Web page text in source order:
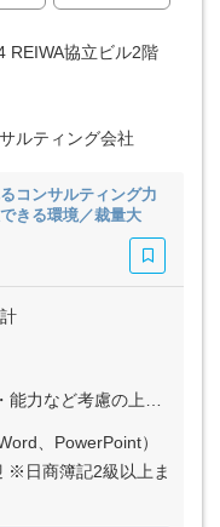
REIWA協立ビル2階
ルティング会社
コンサルティング力
きる環境／裁量大
いたします ※残業代は全額支給
、PowerPoint）
※日商簿記2級以上ま